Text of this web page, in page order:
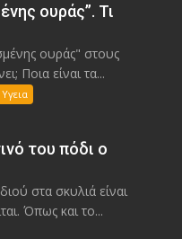
ουράς”. Τι
ουράς" στους
Ποια είναι τα...
του πόδι ο
στα σκυλιά είναι
Όπως και το...